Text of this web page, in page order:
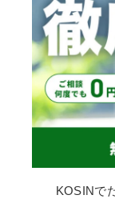
KOSINで